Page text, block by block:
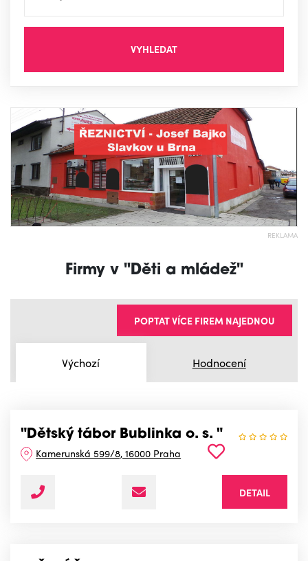
VYHLEDAT
REKLAMA
Firmy v "Děti a mládež"
Výchozí Hodnocení
POPTAT VÍCE FIREM NAJEDNOU
"Dětský tábor Bublinka o. s. "
Kamerunská 599/8, 16000 Praha
DETAIL